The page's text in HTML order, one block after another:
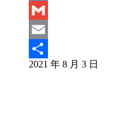
Telegram
Gmail
Email
分
2021 年 8 月 3 日